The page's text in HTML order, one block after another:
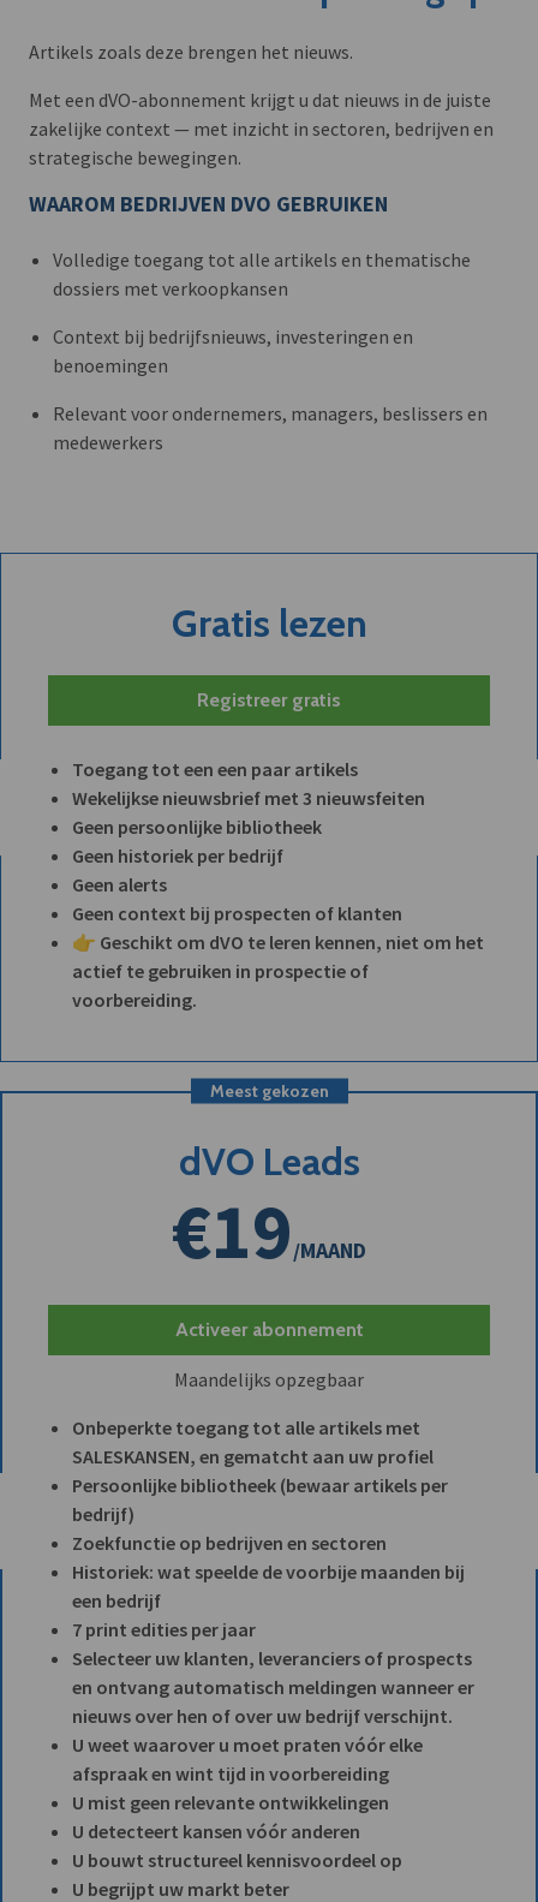
Artikels zoals deze brengen het nieuws.
Met een dVO-abonnement krijgt u dat nieuws in de juiste
zakelijke context — met inzicht in sectoren, bedrijven en
strategische bewegingen.
WAAROM BEDRIJVEN DVO GEBRUIKEN
Volledige toegang tot alle artikels en thematische
dossiers met verkoopkansen
Context bij bedrijfsnieuws, investeringen en
benoemingen
Relevant voor ondernemers, managers, beslissers en
medewerkers
Gratis lezen
Registreer gratis
Toegang tot een een paar artikels
Wekelijkse nieuwsbrief met 3 nieuwsfeiten
Geen persoonlijke bibliotheek
Geen historiek per bedrijf
Geen alerts
Geen context bij prospecten of klanten
👉 Geschikt om dVO te leren kennen, niet om het
actief te gebruiken in prospectie of
voorbereiding.
Meest gekozen
dVO Leads
€19/MAAND
Activeer abonnement
Maandelijks opzegbaar
Onbeperkte toegang tot alle artikels met
SALESKANSEN, en gematcht aan uw profiel
Persoonlijke bibliotheek (bewaar artikels per
bedrijf)
Zoekfunctie op bedrijven en sectoren
Historiek: wat speelde de voorbije maanden bij
een bedrijf
7 print edities per jaar
Selecteer uw klanten, leveranciers of prospects
en ontvang automatisch meldingen wanneer er
nieuws over hen of over uw bedrijf verschijnt.
U weet waarover u moet praten vóór elke
afspraak en wint tijd in voorbereiding
U mist geen relevante ontwikkelingen
U detecteert kansen vóór anderen
U bouwt structureel kennisvoordeel op
U begrijpt uw markt beter